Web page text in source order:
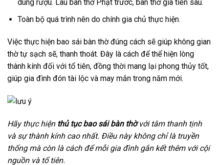
dùng rượu. Lau bàn thờ Phật trước, bàn thờ gia tiên sau.
Toàn bộ quá trình nên do chính gia chủ thực hiện.
Việc thực hiện bao sái bàn thờ đúng cách sẽ giúp không gian
thờ tự sạch sẽ, thanh thoát. Đây là cách để thể hiện lòng
thành kính đối với tổ tiên, đồng thời mang lại phong thủy tốt,
giúp gia đình đón tài lộc và may mắn trong năm mới.
Hãy thực hiện thủ tục bao sái bàn thờvới tâm thanh tịnh
và sự thành kính cao nhất. Điều này không chỉ là truyền
thống mà còn là cách để mỗi gia đình gắn kết thêm với cội
nguồn và tổ tiên.